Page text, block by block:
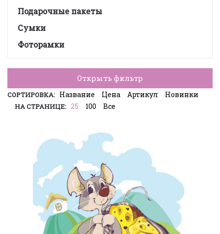
Подарочные пакеты
Сумки
Фоторамки
Открыть фильтр
СОРТИРОВКА: Название Цена Артикул Новинки
НА СТРАНИЦЕ: 25 100 Все